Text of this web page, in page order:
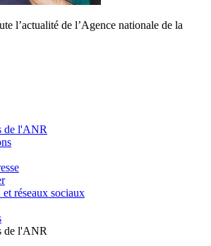
l’actualité de l’Agence nationale de la
de l'ANR
réseaux sociaux
de l'ANR